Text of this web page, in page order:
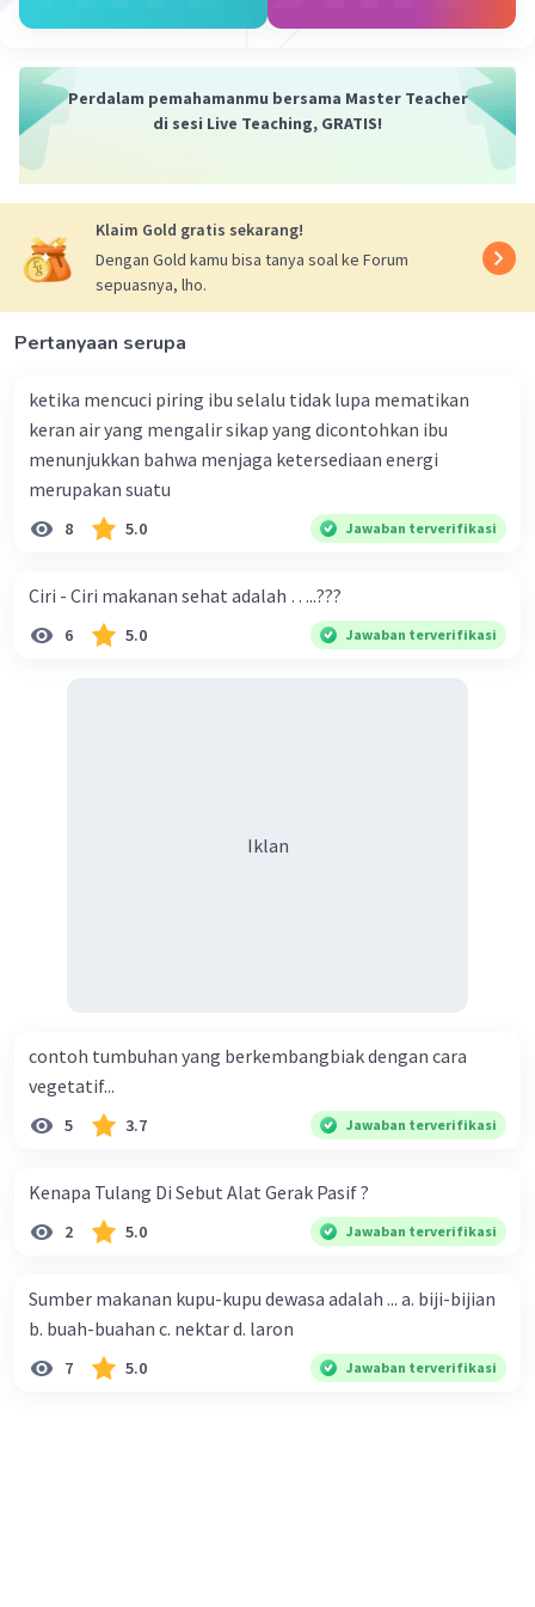
berisiko lebih kecil mengalami penyakit seperti
Beri Rating·0.0(0) Balas
Perdalam pemahamanmu bersama Master Teacher
di sesi Live Teaching, GRATIS!
Klaim Gold gratis sekarang!
Dengan Gold kamu bisa tanya soal ke Forum
sepuasnya, lho.
Pertanyaan serupa
ketika mencuci piring ibu selalu tidak lupa mematikan
keran air yang mengalir sikap yang dicontohkan ibu
menunjukkan bahwa menjaga ketersediaan energi
merupakan suatu
8 5.0 Jawaban terverifikasi
Ciri - Ciri makanan sehat adalah …..???
6 5.0 Jawaban terverifikasi
Iklan
contoh tumbuhan yang berkembangbiak dengan cara
vegetatif...
5 3.7 Jawaban terverifikasi
Kenapa Tulang Di Sebut Alat Gerak Pasif ?
2 5.0 Jawaban terverifikasi
Sumber makanan kupu-kupu dewasa adalah ... a. biji-bijian
b. buah-buahan c. nektar d. laron
7 5.0 Jawaban terverifikasi